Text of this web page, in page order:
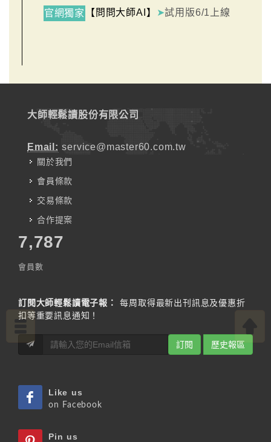
官網獨家 【問問大師AI】 ➤試用版6/1上線
大師輕鬆讀股份有限公司
Email: service@master60.com.tw
關於我們
會員條款
交易條款
合作提案
7,787
會員數
訂閱大師輕鬆讀電子報：
每周取得最新出刊訊息及優惠折
扣等重要訊息通知！
訂閱 歷史報區
Like us
on Facebook
Pin us